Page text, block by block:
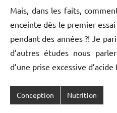
Mais, dans les faits,
enceinte dès le premier
pendant des années ?! Je
d’autres études nous
d’une prise excessive
Conception Nutrition